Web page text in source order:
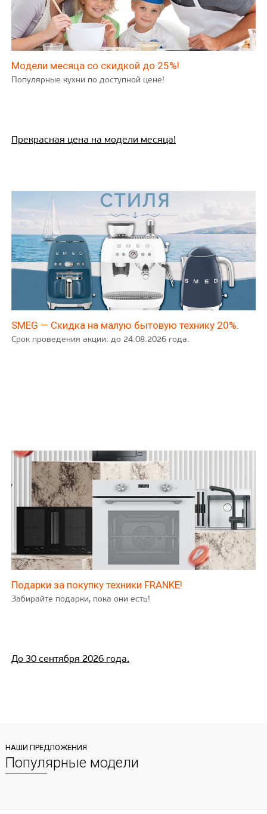
Модели месяца со скидкой до 25%!
Популярные кухни по доступной цене!
Прекрасная цена на модели месяца!
SMEG — Скидка на малую бытовую технику 20%.
Срок проведения акции: до 24.08.2026 года.
Подарки за покупку техники FRANKE!
Забирайте подарки, пока они есть!
До 30 сентября 2026 года.
НАШИ ПРЕДЛОЖЕНИЯ
Популярные модели